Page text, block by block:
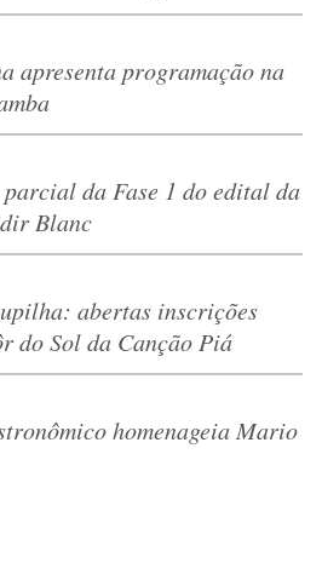
apresenta programação na
da Fase 1 do edital da
Blanc
abertas inscrições
do Sol da Canção Piá
homenageia Mario